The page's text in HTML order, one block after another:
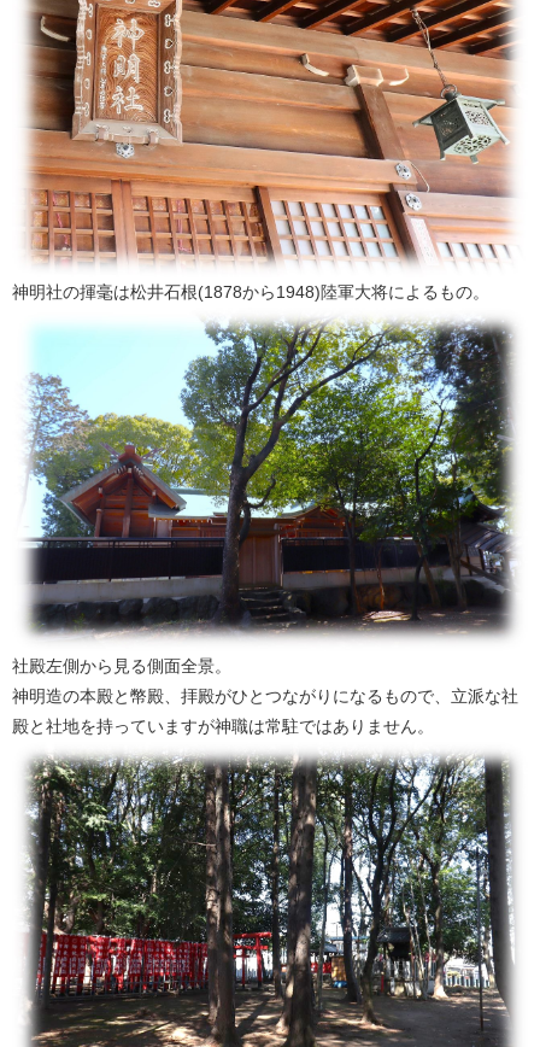
神明社の揮毫は松井石根(1878から1948)陸軍大将によるもの。
社殿左側から見る側面全景。
神明造の本殿と幣殿、拝殿がひとつながりになるもので、立派な社
殿と社地を持っていますが神職は常駐ではありません。